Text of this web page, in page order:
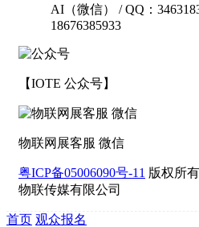
AI（微信） / QQ：
18676385933
【IOTE 公众号】
物联网展客服 微信
粤ICP备05006090号-11 版权所
物联传媒有限公司
首页 观众报名